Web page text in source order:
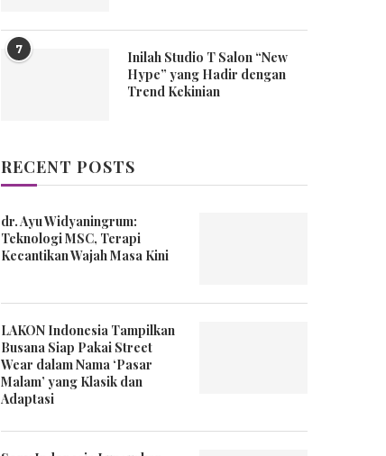
7
Inilah Studio T Salon “New
Hype” yang Hadir dengan
Trend Kekinian
RECENT POSTS
dr. Ayu Widyaningrum:
Teknologi MSC, Terapi
Kecantikan Wajah Masa Kini
LAKON Indonesia Tampilkan
Busana Siap Pakai Street
Wear dalam Nama ‘Pasar
Malam’ yang Klasik dan
Adaptasi